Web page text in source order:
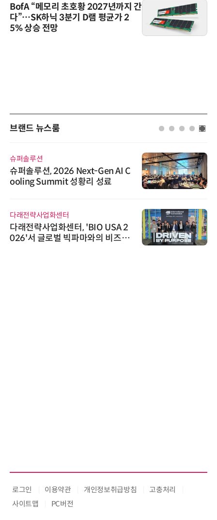
BofA “메모리 초호황 2027년까지 간
다”…SK하닉 3분기 D램 평균가 2
5% 상승 전망
브랜드 뉴스룸
슈퍼솔루션
슈퍼솔루션, 2026 Next-Gen AI C
ooling Summit 성황리 성료
다래전략사업화센터
다래전략사업화센터, 'BIO USA 2
026'서 글로벌 빅파마와의 비즈니
로그인 이용약관 개인정보취급방침
고충처리
사이트맵
PC버전